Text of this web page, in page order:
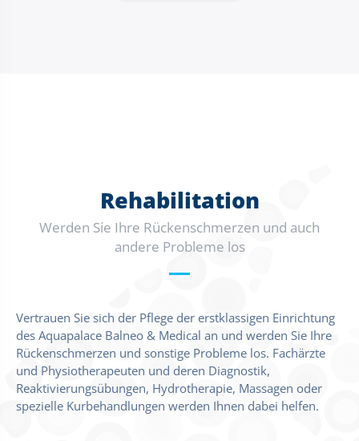
Rehabilitation
Werden Sie Ihre Rückenschmerzen und auch
andere Probleme los
Vertrauen Sie sich der Pflege der erstklassigen Einrichtung
des Aquapalace Balneo & Medical an und werden Sie Ihre
Rückenschmerzen und sonstige Probleme los. Fachärzte
und Physiotherapeuten und deren Diagnostik,
Reaktivierungsübungen, Hydrotherapie, Massagen oder
spezielle Kurbehandlungen werden Ihnen dabei helfen.